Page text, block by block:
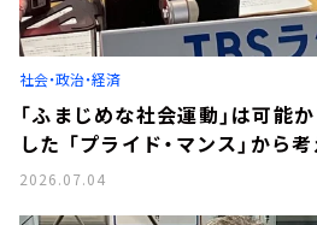
社会・政治・経済
「ふまじめな社会運動」は可能
した 「プライド・マンス」から
2026.07.04